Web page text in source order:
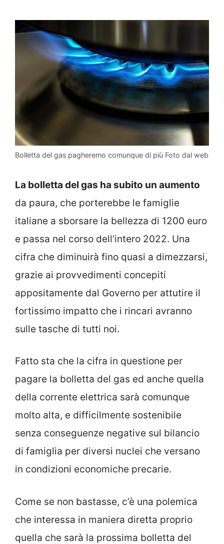
Bolletta del gas pagheremo comunque di più Foto dal web
La bolletta del gas ha subito un aumento
da paura, che porterebbe le famiglie
italiane a sborsare la bellezza di 1200 euro
e passa nel corso dell’intero 2022. Una
cifra che diminuirà fino quasi a dimezzarsi,
grazie ai provvedimenti concepiti
appositamente dal Governo per attutire il
fortissimo impatto che i rincari avranno
sulle tasche di tutti noi.
Fatto sta che la cifra in questione per
pagare la bolletta del gas ed anche quella
della corrente elettrica sarà comunque
molto alta, e difficilmente sostenibile
senza conseguenze negative sul bilancio
di famiglia per diversi nuclei che versano
in condizioni economiche precarie.
Come se non bastasse, c’è una polemica
che interessa in maniera diretta proprio
quella che sarà la prossima bolletta del